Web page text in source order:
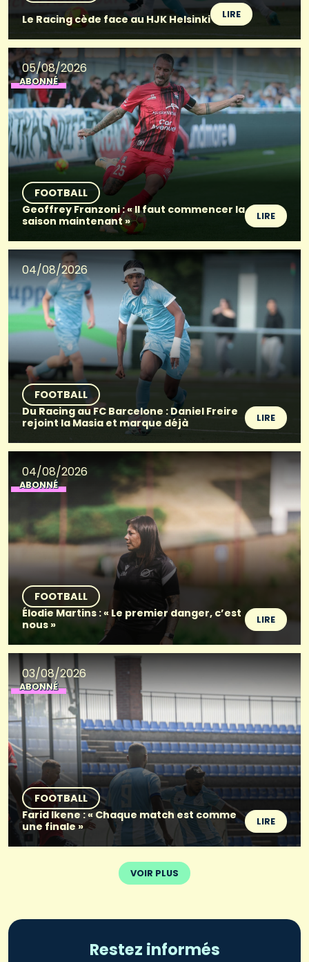
Le Racing cède face au HJK Helsinki LIRE
05/08/2026
ABONNÉ
FOOTBALL
Geoffrey Franzoni : « Il faut commencer la
saison maintenant »
LIRE
04/08/2026
FOOTBALL
Du Racing au FC Barcelone : Daniel Freire
rejoint la Masia et marque déjà
LIRE
04/08/2026
ABONNÉ
FOOTBALL
Élodie Martins : « Le premier danger, c’est
nous »
LIRE
03/08/2026
ABONNÉ
FOOTBALL
Farid Ikene : « Chaque match est comme
une finale »
LIRE
VOIR PLUS
Restez informés